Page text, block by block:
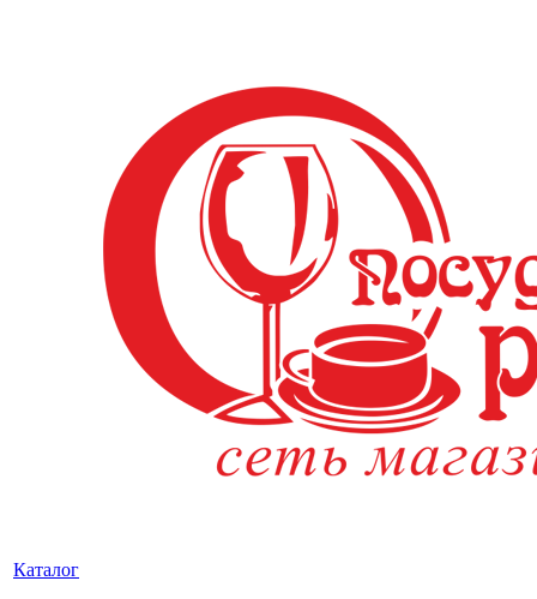
Каталог